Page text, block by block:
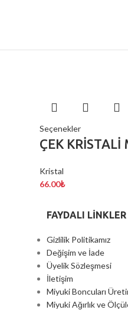
Seçenekler
ÇEK KRİSTALİ
Kristal
66.00₺
FAYDALI LİNKLER
Gizlilik Politikamız
Değişim ve İade
Üyelik Sözleşmesi
İletişim
Miyuki Boncuları
Miyuki Ağırlık ve